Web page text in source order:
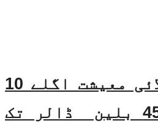
بھارت کی خلائی معیشت اگلے 10
سالوں میں 45 بلین ڈالر تک